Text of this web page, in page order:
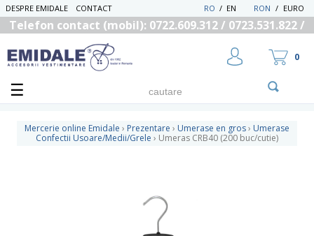
DESPRE EMIDALE CONTACT RON / EURO
EN
/
RO
Telefon contact (mobil): 0722.609.312 / 0723.531.822 /
0
Mercerie online Emidale › Prezentare › Umerase en gros› Umerase
Confectii Usoare/Medii/Grele › Umeras CRB40 (200 buc/cutie)